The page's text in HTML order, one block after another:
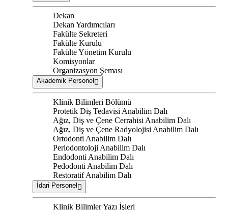
Dekan
Dekan Yardımcıları
Fakülte Sekreteri
Fakülte Kurulu
Fakülte Yönetim Kurulu
Komisyonlar
Organizasyon Şeması
Akademik Personel
Klinik Bilimleri Bölümü
Protetik Diş Tedavisi Anabilim Dalı
Ağız, Diş ve Çene Cerrahisi Anabilim Dalı
Ağız, Diş ve Çene Radyolojisi Anabilim Dalı
Ortodonti Anabilim Dalı
Periodontoloji Anabilim Dalı
Endodonti Anabilim Dalı
Pedodonti Anabilim Dalı
Restoratif Anabilim Dalı
İdari Personel
Klinik Bilimler Yazı İşleri